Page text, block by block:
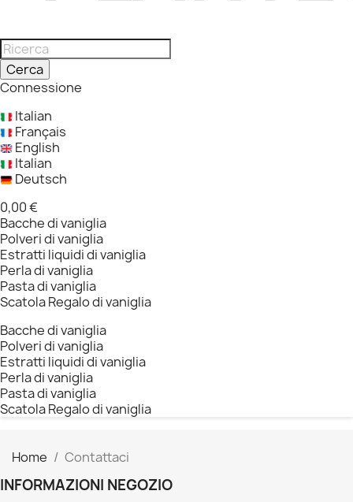
Cerca
Connessione
Italian
Français
English
Italian
Deutsch
0,00 €
Bacche di vaniglia
Polveri di vaniglia
Estratti liquidi di vaniglia
Perla di vaniglia
Pasta di vaniglia
Scatola Regalo di vaniglia
Bacche di vaniglia
Polveri di vaniglia
Estratti liquidi di vaniglia
Perla di vaniglia
Pasta di vaniglia
Scatola Regalo di vaniglia
Home Contattaci
INFORMAZIONI NEGOZIO